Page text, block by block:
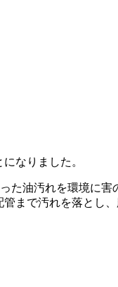
なりました。
た油汚れを環境に害
まで汚れを落とし